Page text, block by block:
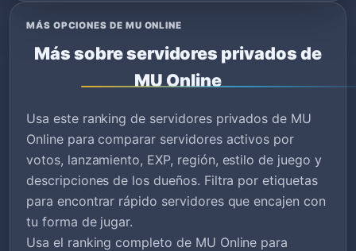
MÁS OPCIONES DE MU ONLINE
Más sobre servidores privados de
MU Online
Usa este ranking de servidores privados de MU
Online para comparar servidores activos por
votos, lanzamiento, EXP, región, estilo de juego y
descripciones de los dueños. Filtra por etiquetas
para encontrar rápido servidores que encajen con
tu forma de jugar.
Usa el ranking completo de MU Online para